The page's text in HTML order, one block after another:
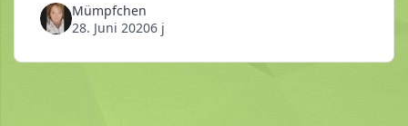
Mümpfchen
28. Juni 20206 j